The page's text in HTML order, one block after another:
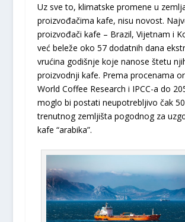
Uz sve to, klimatske promene u
proizvođačima kafe, nisu novost.
proizvođači kafe – Brazil, Vijetnam i
već beleže oko 57 dodatnih dana
vrućina godišnje koje nanose štetu
proizvodnji kafe. Prema procenama
World Coffee Research i IPCC-a do
moglo bi postati neupotrebljivo čak
trenutnog zemljišta pogodnog za
kafe “arabika”.